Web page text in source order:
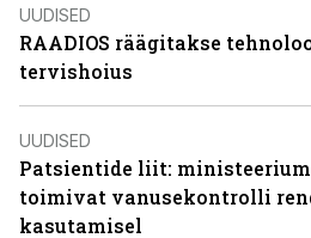
UUDISED
RAADIOS räägitakse
tervishoius
UUDISED
Patsientide liit:
toimivat vanusekontrolli
kasutamisel